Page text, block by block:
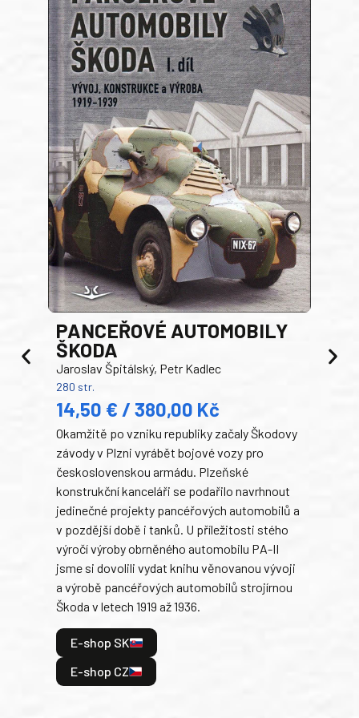
PANCEŘOVÉ AUTOMOBILY
ŠKODA
Jaroslav Špitálský, Petr Kadlec
280 str.
14,50 € / 380,00 Kč
Okamžitě po vzniku republiky začaly Škodovy
závody v Plzni vyrábět bojové vozy pro
československou armádu. Plzeňské
konstrukční kanceláři se podařilo navrhnout
jedinečné projekty pancéřových automobilů a
v pozdější době i tanků. U příležitosti stého
výročí výroby obrněného automobilu PA-II
jsme si dovolili vydat knihu věnovanou vývoji
a výrobě pancéřových automobilů strojírnou
Škoda v letech 1919 až 1936.
E-shop SK
E-shop CZ